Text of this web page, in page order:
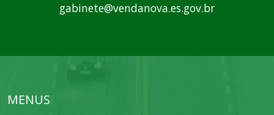
gabinete@vendanova.es.gov.br
MENUS